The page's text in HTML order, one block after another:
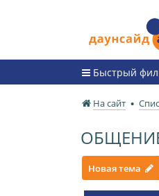
Быстрый
На сайт
Новая тема